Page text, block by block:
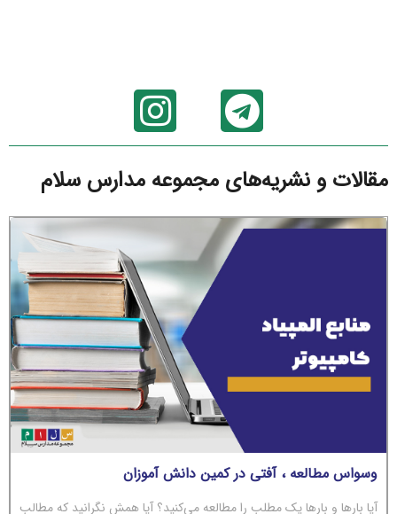
مقالات و نشریه‌های مجموعه مدارس سلام
وسواس مطالعه ، آفتی در کمین دانش آموزان
آیا بارها و بارها یک مطلب را مطالعه می‌کنید؟ آیا همش نگرانید که مطالب